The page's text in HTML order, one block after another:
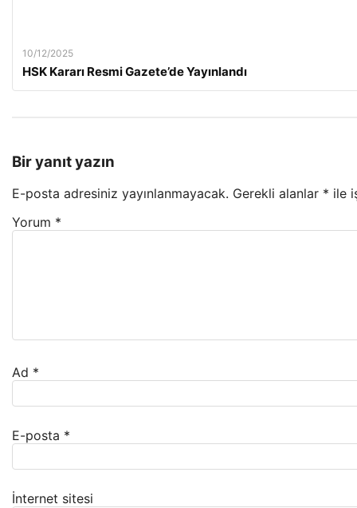
10/12/2025
HSK Kararı Resmi Gazete’de Yayınlandı
Bir yanıt yazın
E-posta adresiniz yayınlanmayacak. Gerekli alanlar * ile
Yorum *
Ad *
E-posta *
İnternet sitesi